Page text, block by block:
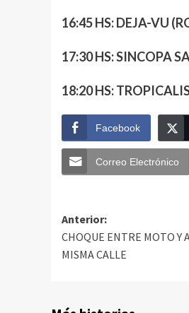
16:45 HS: DEJA-VU
17:30 HS: SINCOPA
18:20 HS:
Facebook
Correo Electrónico
Anterior:
CHOQUE ENTRE MOTO Y
MISMA CALLE